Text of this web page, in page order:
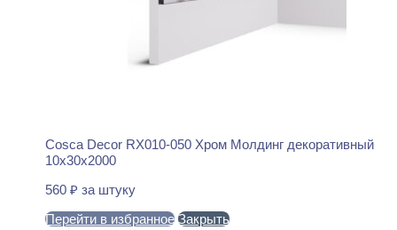
Cosca Decor RX010-050 Хром Молдинг декоративный
10x30x2000
560 ₽ за штуку
Перейти в избранное Закрыть